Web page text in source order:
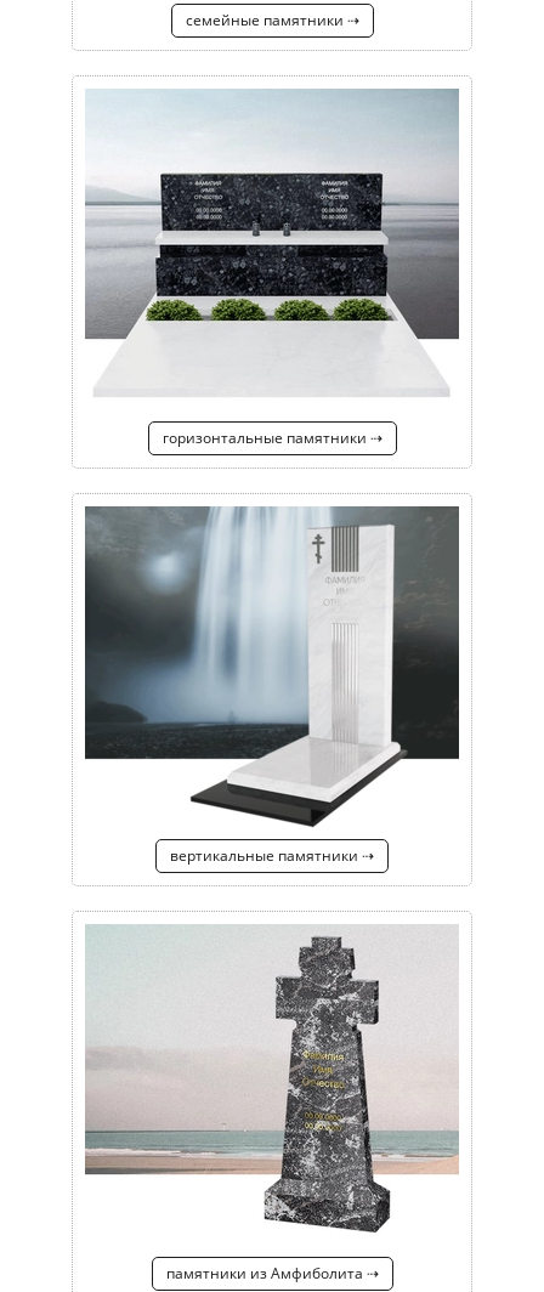
семейные памятники ⇢
горизонтальные памятники ⇢
вертикальные памятники ⇢
памятники из Амфиболита ⇢